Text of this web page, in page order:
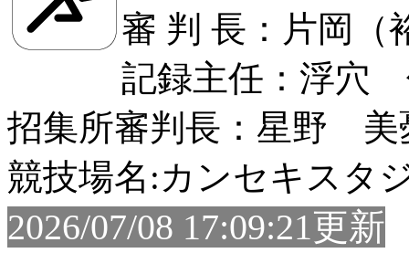
審 判 長：片岡（
記録主任：浮穴
招集所審判長：星野 美
競技場名:カンセキスタ
2026/07/08 17:09:21更新